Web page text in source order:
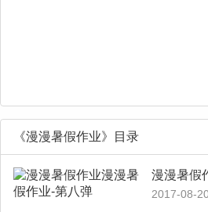
《漫漫暑假作业》目录
漫漫暑假
2017-08-